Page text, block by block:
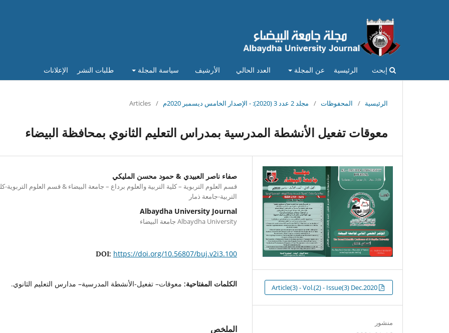
الرئيسية عن المجلة العدد الحالي الأرشيف سياسة المجلة طلبات النشر الإعلانات إبحث
الرئيسية / المحفوظات / مجلد 2 عدد 3 (2020): - الإصدار الخامس ديسمبر 2020م /
Articles
معوقات تفعيل الأنشطة المدرسية بمدراس التعليم الثانوي بمحافظة البيضاء
صفاء ناصر العبيدي & حمود محسن المليكي
قسم العلوم التربوية – كلية التربية والعلوم برداع – جامعة البيضاء & قسم العلوم التربوية-
التربية-جامعة ذمار
Albaydha University Journal
Albaydha University جامعة البيضاء
DOI: https://doi.org/10.56807/buj.v2i3.100
الكلمات المفتاحية: معوقات– تفعيل-الأنشطة المدرسية– مدارس التعليم الثانوي.
الملخص
التنزيلات
Article(3) - Vol.(2) - Issue(3) Dec.2020
منشور